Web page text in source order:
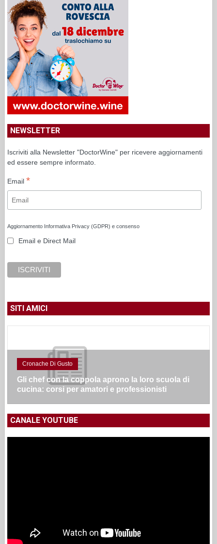
NEWSLETTER
Iscriviti alla Newsletter "DoctorWine" per ricevere aggiornamenti
ed essere sempre informato.
Email *
Aggiornamento Informativa Privacy (GDPR) e consenso
Email e Direct Mail
SITI AMICI
Cronache Di Gusto
Gli chef con la coppola aprono la loro scuola di
cucina: corsi per amatori e professionisti
CANALE YOUTUBE